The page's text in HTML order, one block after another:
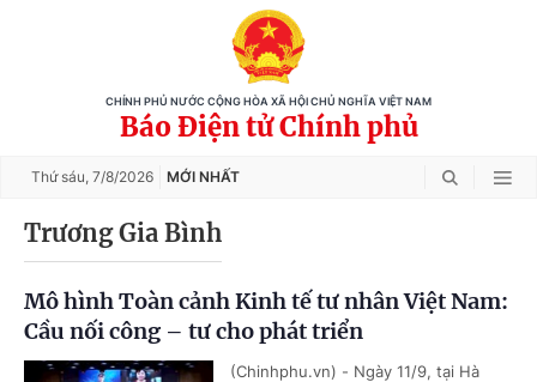
CHÍNH PHỦ NƯỚC CỘNG HÒA XÃ HỘI CHỦ NGHĨA VIỆT NAM
Báo Điện tử Chính phủ
Thứ sáu, 7/8/2026 MỚI NHẤT
Trương Gia Bình
Mô hình Toàn cảnh Kinh tế tư nhân Việt Nam:
Cầu nối công – tư cho phát triển
(Chinhphu.vn) - Ngày 11/9, tại Hà